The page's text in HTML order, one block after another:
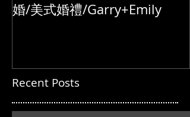
婚/美式婚禮/Garry+Emily
Recent Posts